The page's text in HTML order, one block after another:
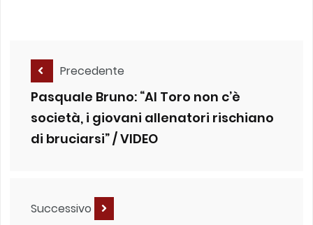
Precedente
Pasquale Bruno: “Al Toro non c’è
società, i giovani allenatori rischiano
di bruciarsi” / VIDEO
Successivo